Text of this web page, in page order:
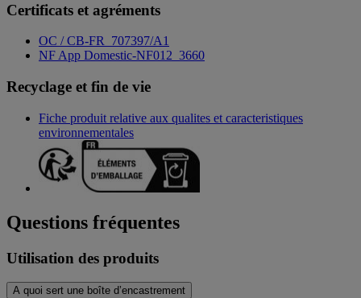
Certificats et agréments
OC / CB-FR_707397/A1
NF App Domestic-NF012_3660
Recyclage et fin de vie
Fiche produit relative aux qualites et caracteristiques
environnementales
Questions fréquentes
Utilisation des produits
A quoi sert une boîte d’encastrement